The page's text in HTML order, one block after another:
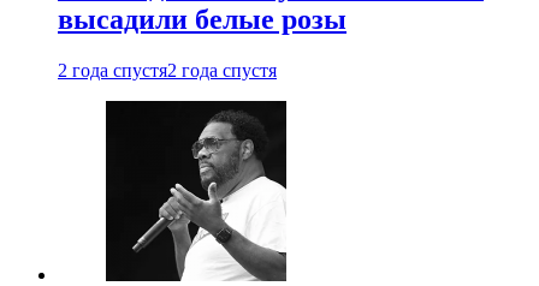
высадили белые розы
2 года спустя2 года спустя